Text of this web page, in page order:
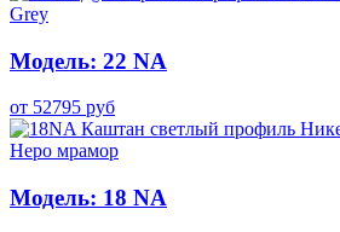
Модель: 22 NA
от 52795 руб
Модель: 18 NA